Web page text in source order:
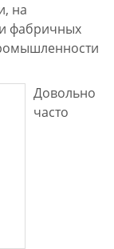
на
фабричных
Довольно
часто